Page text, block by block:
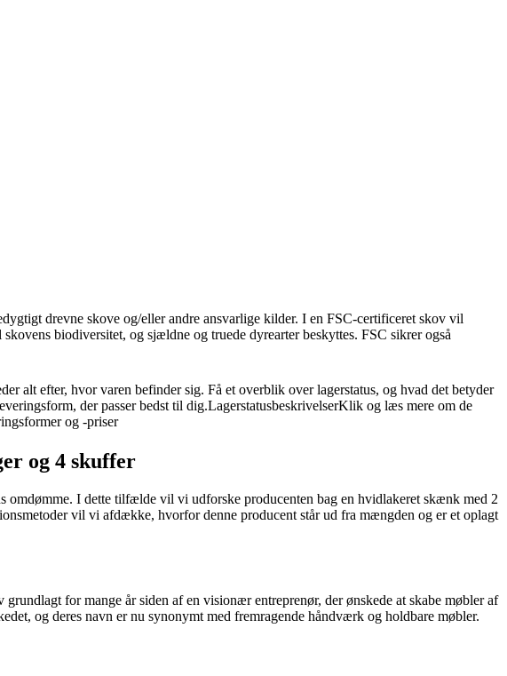
drevne skove og/eller andre ansvarlige kilder. I en FSC-certificeret skov vil
biodiversitet, og sjældne og truede dyrearter beskyttes. FSC sikrer også
alt efter, hvor varen befinder sig. Få et overblik over lagerstatus, og hvad det betyder
der passer bedst til dig.LagerstatusbeskrivelserKlik og læs mere om de
og -priser
og 4 skuffer
I dette tilfælde vil vi udforske producenten bag en hvidlakeret skænk med 2
vil vi afdække, hvorfor denne producent står ud fra mængden og er et oplagt
for mange år siden af en visionær entreprenør, der ønskede at skabe møbler af
og deres navn er nu synonymt med fremragende håndværk og holdbare møbler.